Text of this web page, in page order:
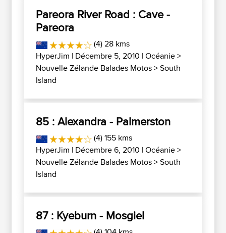
Pareora River Road : Cave -
Pareora
(4) 28 kms
HyperJim | Décembre 5, 2010 |Océanie>
Nouvelle Zélande Balades Motos>South
Island
85 : Alexandra - Palmerston
(4) 155 kms
HyperJim | Décembre 6, 2010 |Océanie>
Nouvelle Zélande Balades Motos>South
Island
87 : Kyeburn - Mosgiel